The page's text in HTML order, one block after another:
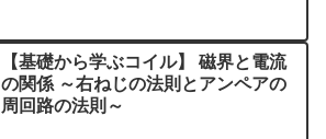
【基礎から学ぶコイル】 磁界と電流
の関係 ～右ねじの法則とアンペアの
周回路の法則～